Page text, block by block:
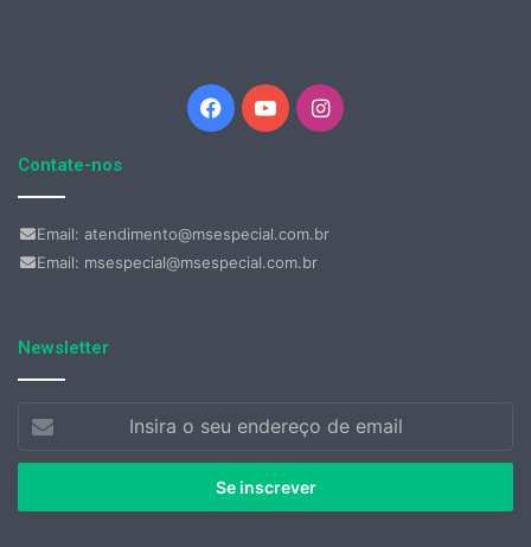
Facebook
YouTubeInstagram
Contate-nos
Email: atendimento@msespecial.com.br
Email: msespecial@msespecial.com.br
Newsletter
seu
de